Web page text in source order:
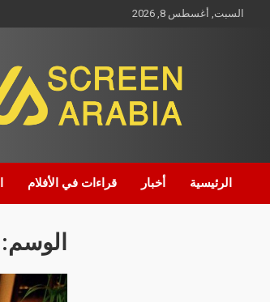
السبت, أغسطس 8, 2026
Screen Arabia
الرئيسية أخبار قراءات في الأفلام
الوسم: